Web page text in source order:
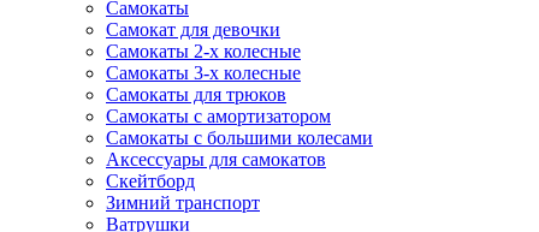
Самокаты
Самокат для девочки
Самокаты 2-х колесные
Самокаты 3-х колесные
Самокаты для трюков
Самокаты с амортизатором
Самокаты с большими колесами
Аксессуары для самокатов
Скейтборд
Зимний транспорт
Ватрушки